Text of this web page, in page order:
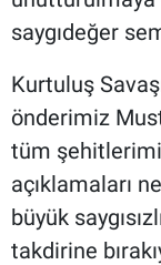
saygıdeğer
Kurtuluş
önderimiz
tüm
açıklamaları
büyük
takdirine